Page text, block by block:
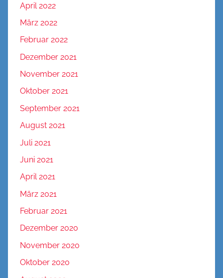
April 2022
März 2022
Februar 2022
Dezember 2021
November 2021
Oktober 2021
September 2021
August 2021
Juli 2021
Juni 2021
April 2021
März 2021
Februar 2021
Dezember 2020
November 2020
Oktober 2020